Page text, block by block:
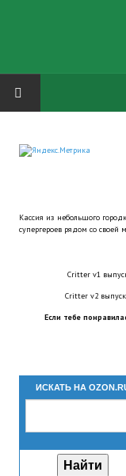
Теневой
Aliens vs Predator
Моды группы
Теневой кардинал
Работы Alexandra10
Кассия из небольшого
супергероев рядом со
Critter v1
Critter v2
Если тебе
ИСКАТЬ НА